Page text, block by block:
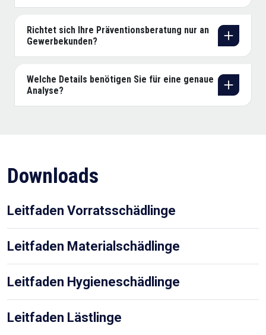
Richtet sich Ihre Präventionsberatung nur an
Gewerbekunden?
Welche Details benötigen Sie für eine genaue
Analyse?
Downloads
Leitfaden Vorratsschädlinge
Leitfaden Materialschädlinge
Leitfaden Hygieneschädlinge
Leitfaden Lästlinge